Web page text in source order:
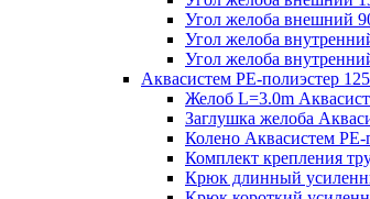
Угол желоба внешний
Угол желоба
Угол желоба
Аквасистем PE-полиэстер
Желоб L=3.0m
Заглушка желоба
Колено Аквасистем PE-
Комплект крепления
Крюк длинный